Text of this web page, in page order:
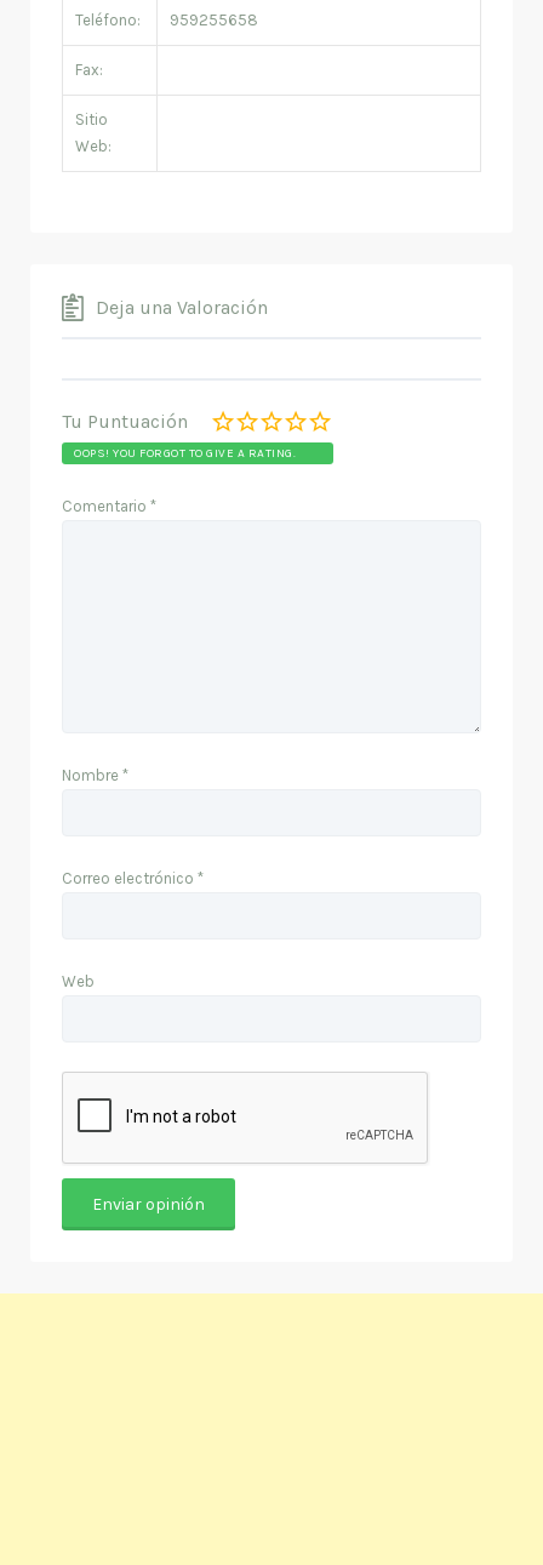
Teléfono: 959255658
Fax:
Sitio
Web:
Deja una Valoración
Tu Puntuación
OOPS! YOU FORGOT TO GIVE A RATING.
Comentario *
Nombre *
Correo electrónico *
Web